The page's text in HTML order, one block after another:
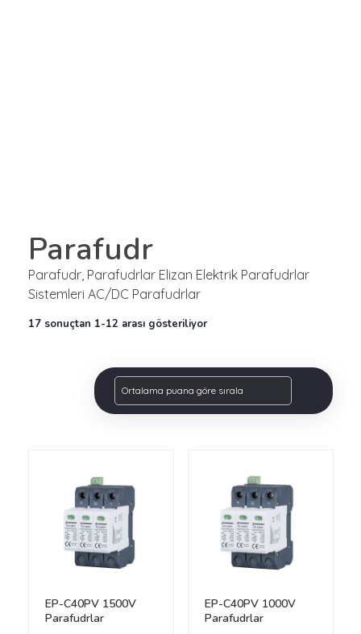
Parafudr
Parafudr, Parafudrlar Elizan Elektrik Parafudrlar
Sistemleri AC/DC Parafudrlar
17 sonuçtan 1-12 arası gösteriliyor
EP-C40PV 1500V
Parafudrlar
EP-C40PV 1000V
Parafudrlar